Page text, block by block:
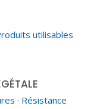
utilisables
· Résistance